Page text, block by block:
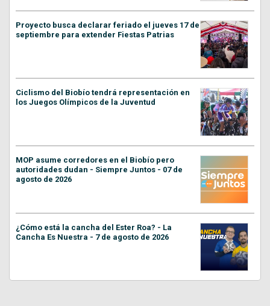
Proyecto busca declarar feriado el jueves 17 de
septiembre para extender Fiestas Patrias
Ciclismo del Biobío tendrá representación en
los Juegos Olímpicos de la Juventud
MOP asume corredores en el Biobío pero
autoridades dudan - Siempre Juntos - 07 de
agosto de 2026
¿Cómo está la cancha del Ester Roa? - La
Cancha Es Nuestra - 7 de agosto de 2026